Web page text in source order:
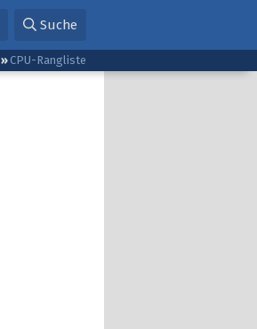
Suche
CPU-Rangliste